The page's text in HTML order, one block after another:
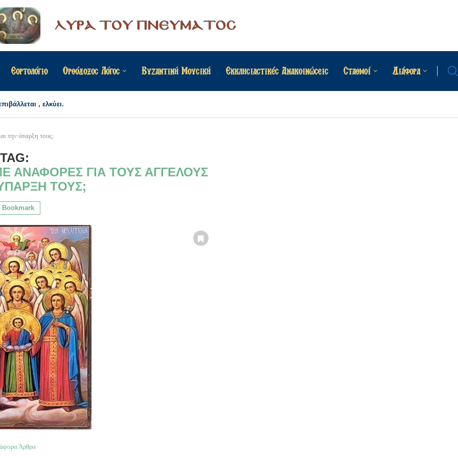
Εορτολόγιο Ορθόδοξος Λόγος Βυζαντινή Μουσική Εκκλησιαστικές Ανακοινώσεις Σταθμοί Διάφορα
, ελκύει.
την ύπαρξη τους;
TAG:
ΑΝΑΦΟΡΈΣ ΓΙΑ ΤΟΥΣ ΑΓΓΈΛΟΥΣ
ΤΟΥΣ;
Bookmark
Άρθρα